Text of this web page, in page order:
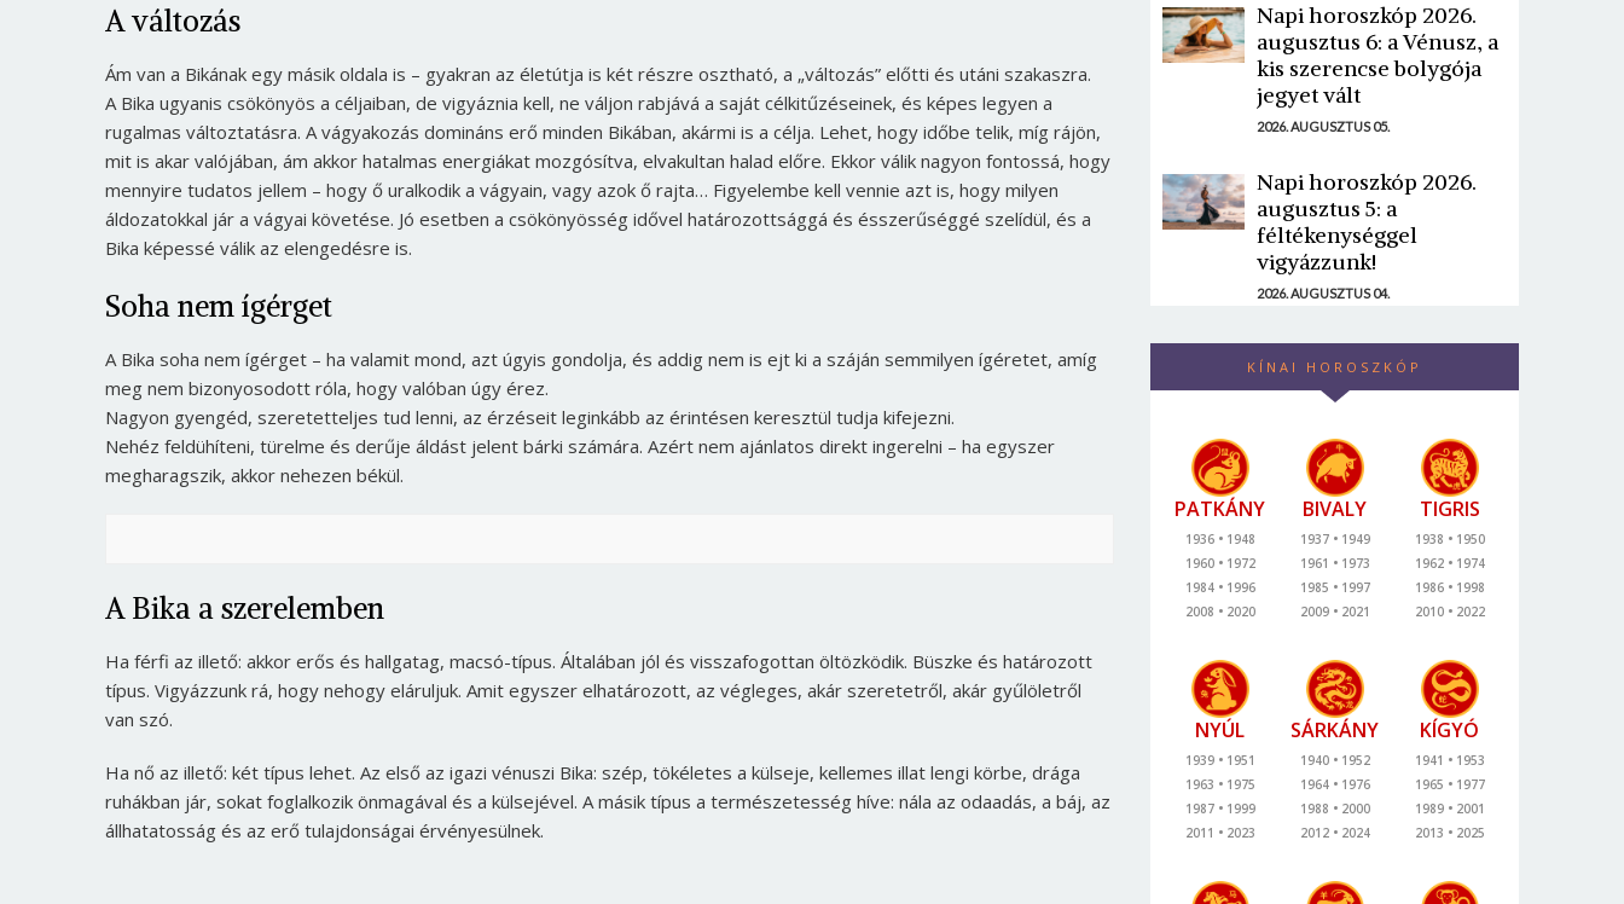
A változás
Ám van a Bikának egy másik oldala is – gyakran az életútja is két részre osztható, a „változás” előtti és utáni szakaszra.
A Bika ugyanis csökönyös a céljaiban, de vigyáznia kell, ne váljon rabjává a saját célkitűzéseinek, és képes legyen a
rugalmas változtatásra. A vágyakozás domináns erő minden Bikában, akármi is a célja. Lehet, hogy időbe telik, míg rájön,
mit is akar valójában, ám akkor hatalmas energiákat mozgósítva, elvakultan halad előre. Ekkor válik nagyon fontossá, hogy
mennyire tudatos jellem – hogy ő uralkodik a vágyain, vagy azok ő rajta… Figyelembe kell vennie azt is, hogy milyen
áldozatokkal jár a vágyai követése. Jó esetben a csökönyösség idővel határozottsággá és ésszerűséggé szelídül, és a
Bika képessé válik az elengedésre is.
Soha nem ígérget
A Bika soha nem ígérget – ha valamit mond, azt úgyis gondolja, és addig nem is ejt ki a száján semmilyen ígéretet, amíg
meg nem bizonyosodott róla, hogy valóban úgy érez.
Nagyon gyengéd, szeretetteljes tud lenni, az érzéseit leginkább az érintésen keresztül tudja kifejezni.
Nehéz feldühíteni, türelme és derűje áldást jelent bárki számára. Azért nem ajánlatos direkt ingerelni – ha egyszer
megharagszik, akkor nehezen békül.
A Bika a szerelemben
Ha férfi az illető: akkor erős és hallgatag, macsó-típus. Általában jól és visszafogottan öltözködik. Büszke és határozott
típus. Vigyázzunk rá, hogy nehogy eláruljuk. Amit egyszer elhatározott, az végleges, akár szeretetről, akár gyűlöletről
van szó.
Ha nő az illető: két típus lehet. Az első az igazi vénuszi Bika: szép, tökéletes a külseje, kellemes illat lengi körbe, drága
ruhákban jár, sokat foglalkozik önmagával és a külsejével. A másik típus a természetesség híve: nála az odaadás, a báj, az
állhatatosság és az erő tulajdonságai érvényesülnek.
Napi horoszkóp 2026.
augusztus 6: a Vénusz, a
kis szerencse bolygója
jegyet vált
2026. AUGUSZTUS 05.
Napi horoszkóp 2026.
augusztus 5: a
féltékenységgel
vigyázzunk!
2026. AUGUSZTUS 04.
KÍNAI HOROSZKÓP
PATKÁNY
1936
1948
1960
1972
1984
1996
2008
2020
BIVALY
1937
1949
1961
1973
1985
1997
2009
2021
TIGRIS
1938
1950
1962
1974
1986
1998
2010
2022
NYÚL
1939
1951
1963
1975
1987
1999
2011
2023
SÁRKÁNY
1940
1952
1964
1976
1988
2000
2012
2024
KÍGYÓ
1941
1953
1965
1977
1989
2001
2013
2025